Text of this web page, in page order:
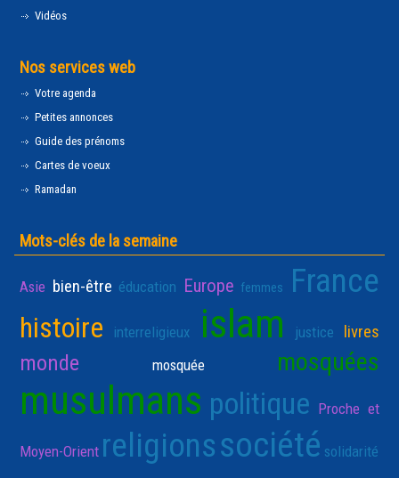
Vidéos
Nos services web
Votre agenda
Petites annonces
Guide des prénoms
Cartes de voeux
Ramadan
Mots-clés de la semaine
Asie bien-être éducation Europe femmes France
histoire interreligieux islam justice livres
monde mosquée mosquées
musulmans politique Proche et
Moyen-Orient religionssociété solidarité